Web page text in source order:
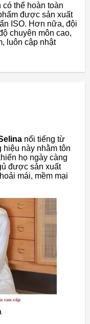
có thể hoàn toàn
được sản xuất
ISO. Hơn nữa, đội
chuyên môn cao,
luôn cập nhật
nổi tiếng từ
hiệu này nhằm tôn
họ ngày càng
được sản xuất
mái, mềm mại